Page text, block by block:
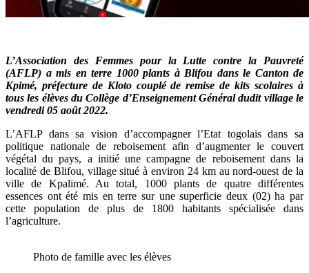
L’Association des Femmes pour la Lutte contre la Pauvreté
(AFLP) a mis en terre 1000 plants à Blifou dans le Canton de
Kpimé, préfecture de Kloto couplé de remise de kits scolaires à
tous les élèves du Collège d’Enseignement Général dudit village le
vendredi 05 août 2022.
L’AFLP dans sa vision d’accompagner l’Etat togolais dans sa
politique nationale de reboisement afin d’augmenter le couvert
végétal du pays, a initié une campagne de reboisement dans la
localité de Blifou, village situé à environ 24 km au nord-ouest de la
ville de Kpalimé. Au total, 1000 plants de quatre différentes
essences ont été mis en terre sur une superficie deux (02) ha par
cette population de plus de 1800 habitants spécialisée dans
l’agriculture.
Photo de famille avec les élèves